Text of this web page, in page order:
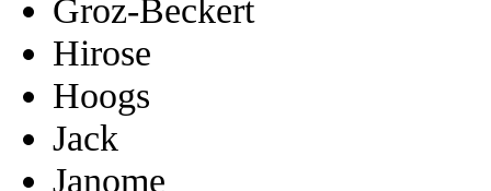
Groz-Beckert
Hirose
Hoogs
Jack
Janome